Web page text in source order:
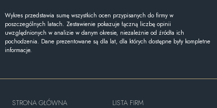
Wykres przedstawia sumę wszystkich ocen przypisanych do firmy w
poszczególnych latach. Zestawienie pokazuje łączną liczbę opinii
uwzględnionych w analizie w danym okresie, niezależnie od źródła ich
pochodzenia. Dane prezentowane są dla lat, dla których dostępne były kompletne
informacje.
STRONA GŁÓWNA
LISTA FIRM